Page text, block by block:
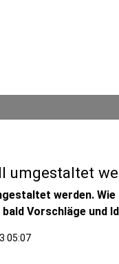
umgestaltet
werden. Wie
Vorschläge und
05:07